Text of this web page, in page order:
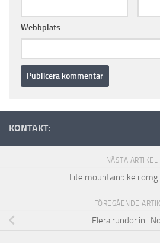
Webbplats
KONTAKT:
NÄSTA ARTIKEL
Lite mountainbike i
FÖREGÅENDE
Flera rundor in i